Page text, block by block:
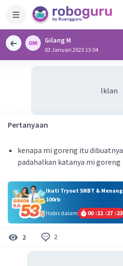
Gilang M
03 Januari 2023 13:04
Iklan
Pertanyaan
kenapa mi goreng itu
padahalkan katanya mi goreng
Ikuti Tryout SNBT &
100rb
Habis dalam
00 :11 :27 :23
2 2